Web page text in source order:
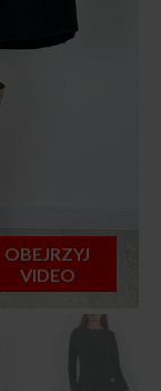
OBEJRZYJ
VIDEO